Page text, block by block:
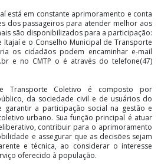
está em constante aprimoramento e conta
dos passageiros para atender melhor aos
são disponibilizados para a participação:
e o Conselho Municipal de Transporte
os cidadãos podem encaminhar e-mail
e no CMTP o é através do telefone(47)
Transporte Coletivo é composto por
da sociedade civil e de usuários do
garantir a participação social na gestão e
urbano. Sua função principal é atuar
contribuir para o aprimoramento
e assegurar que as decisões sejam
e técnica, ao considerar o interesse
oferecido à população.